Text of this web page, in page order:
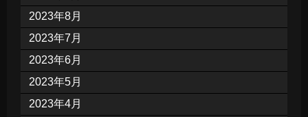
2023年8月
2023年7月
2023年6月
2023年5月
2023年4月